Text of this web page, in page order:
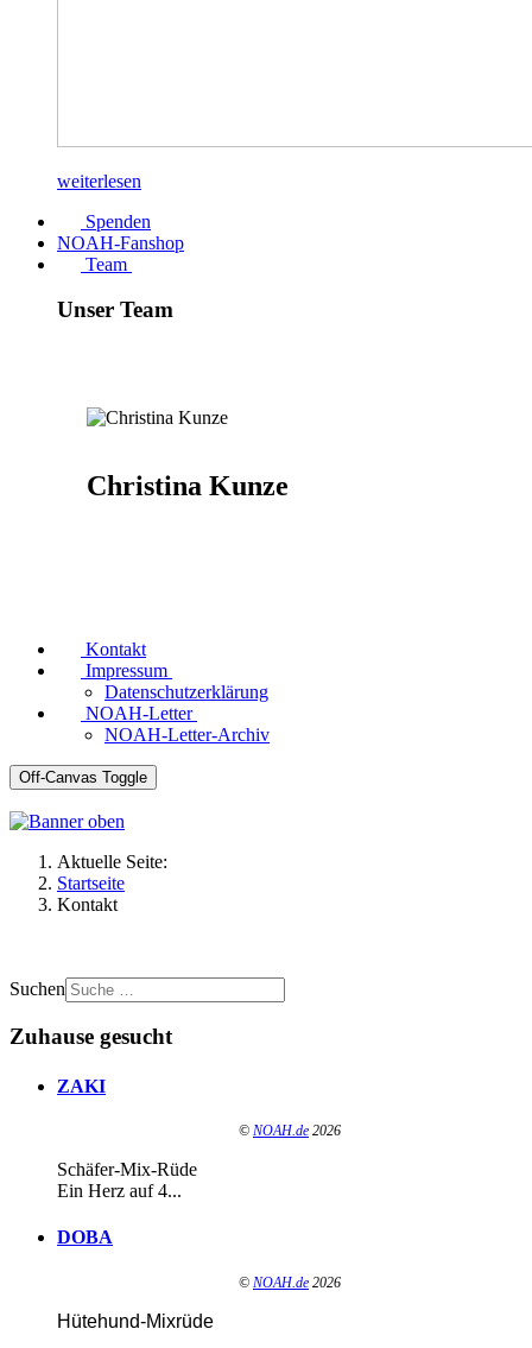
weiterlesen
Spenden
NOAH-Fanshop
Team
Unser Team
Christina Kunze
Kontakt
Impressum
Datenschutzerklärung
NOAH-Letter
NOAH-Letter-Archiv
Off-Canvas Toggle
Aktuelle Seite:
Startseite
Kontakt
Suchen
Zuhause gesucht
ZAKI
© NOAH.de 2026
Schäfer-Mix-Rüde
Ein Herz auf 4...
DOBA
© NOAH.de 2026
Hütehund-Mixrüde